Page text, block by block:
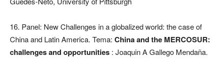
16. Panel: New Challenges in a globalized world: the case of
China and Latin America. Tema: China and the MERCOSUR:
challenges and opportunities : Joaquin A Gallego Mendaña.